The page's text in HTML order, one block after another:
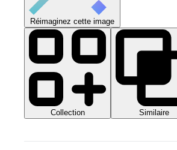
Réimaginez cette image
Collection Similaire